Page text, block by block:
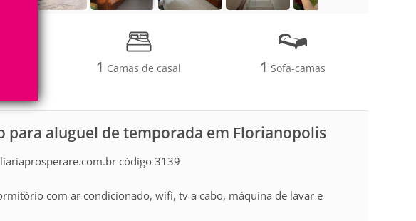
1 Camas de casal 1 Sofa-camas
para aluguel de temporada em Florianopolis
código 3139
com ar condicionado, wifi, tv a cabo, máquina de lavar e